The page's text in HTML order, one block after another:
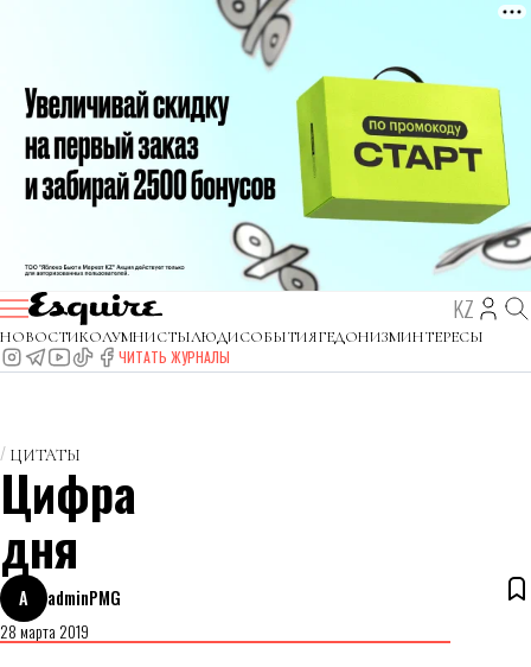
KZ
НОВОСТИКОЛУМНИСТЫЛЮДИСОБЫТИЯГЕДОНИЗМИНТЕРЕСЫ
ЧИТАТЬ ЖУРНАЛЫ
ЦИТАТЫ
Цифра
дня
A
adminPMG
28 марта 2019